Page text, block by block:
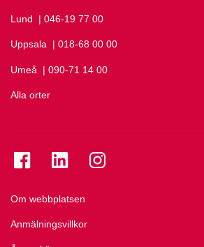
Lund Ring Lund på
| 046-19 77 00
Uppsala Ring Uppsala på
| 018-68 00 00
Umeå Ring Umeå på
| 090-71 14 00
Alla orter
Om webbplatsen
Anmälningsvillkor
Se folkuniversitetet på Facebook
Se folkuniversitetet på LinkedIn